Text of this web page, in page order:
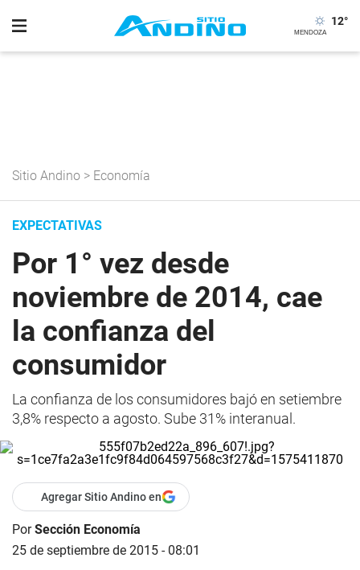
12°
Sitio Andino > Economía
EXPECTATIVAS
Por 1° vez desde
noviembre de 2014, cae
la confianza del
consumidor
La confianza de los consumidores bajó en setiembre
3,8% respecto a agosto. Sube 31% interanual.
Agregar Sitio Andino en
PorSección Economía
25 de septiembre de 2015 - 08:01